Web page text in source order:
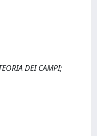
DEI CAMPI;